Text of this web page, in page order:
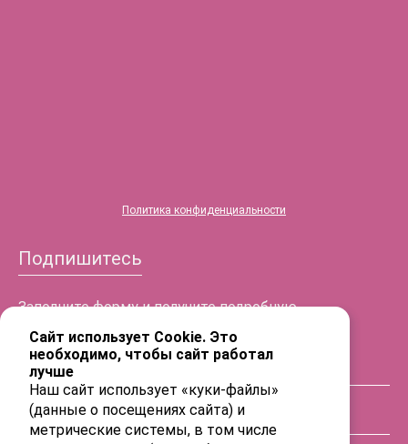
Политика конфиденциальности
Подпишитесь
Заполните форму и получите подробную
информацию!
ФИО
Телефон
Сайт использует Cookie. Это
необходимо, чтобы сайт работал
лучше
Наш сайт использует «куки-файлы»
(данные о посещениях сайта) и
метрические системы, в том числе